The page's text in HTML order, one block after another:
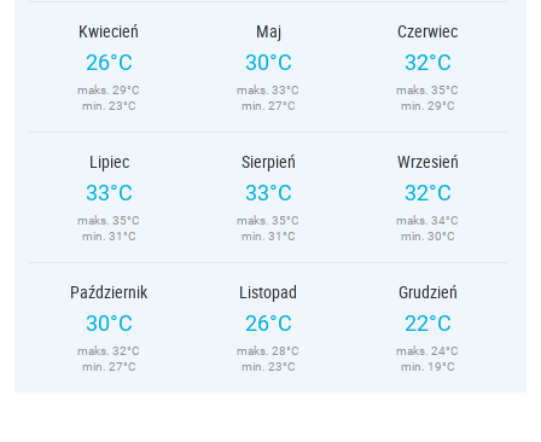
Kwiecień
26°C
maks. 29°C
min. 23°C
Maj
30°C
maks. 33°C
min. 27°C
Czerwiec
32°C
maks. 35°C
min. 29°C
Lipiec
33°C
maks. 35°C
min. 31°C
Sierpień
33°C
maks. 35°C
min. 31°C
Wrzesień
32°C
maks. 34°C
min. 30°C
Październik
30°C
maks. 32°C
min. 27°C
Listopad
26°C
maks. 28°C
min. 23°C
Grudzień
22°C
maks. 24°C
min. 19°C